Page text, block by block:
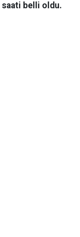
saati belli oldu.